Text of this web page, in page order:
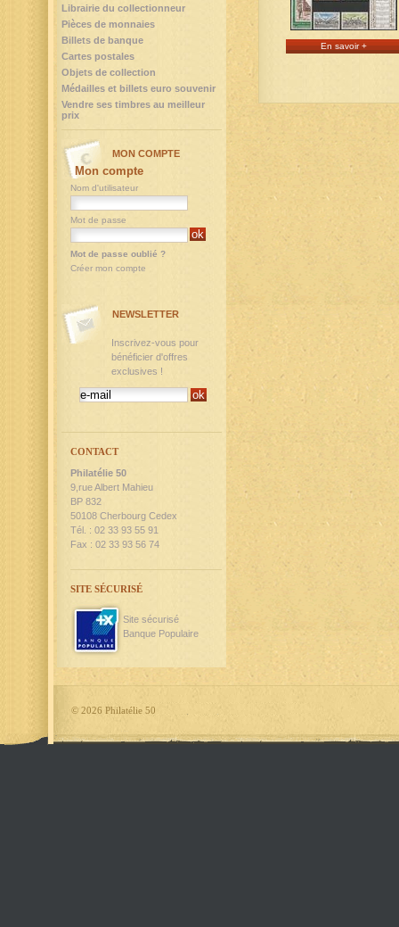
En savoir +
Librairie du collectionneur
Pièces de monnaies
Billets de banque
Cartes postales
Objets de collection
Médailles et billets euro souvenir
Vendre ses timbres au meilleur
prix
MON COMPTE
Mon compte
Nom d'utilisateur
Mot de passe
Mot de passe oublié ?
Créer mon compte
NEWSLETTER
Inscrivez-vous pour
bénéficier d'offres
exclusives !
CONTACT
Philatélie 50
9,rue Albert Mahieu
BP 832
50108 Cherbourg Cedex
Tél. : 02 33 93 55 91
Fax : 02 33 93 56 74
SITE SÉCURISÉ
Site sécurisé
Banque Populaire
© 2026 Philatélie 50